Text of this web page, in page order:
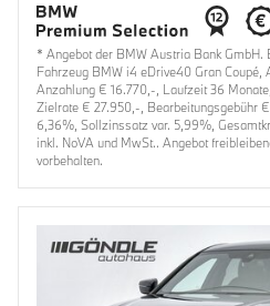
* Angebot der BMW Austria Bank GmbH.
Fahrzeug BMW i4 eDrive40 Gran Coupé,
Anzahlung € 16.770,-, Laufzeit 36
Zielrate € 27.950,-, Bearbeitungsgebühr
6,36%, Sollzinssatz var. 5,99%,
inkl. NoVA und MwSt.. Angebot
vorbehalten.